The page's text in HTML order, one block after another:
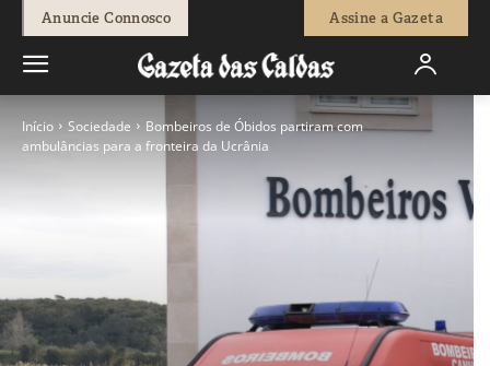
Anuncie Connosco Assine a Gazeta
Início Sociedade
Bombeiros de Óbidos partiram com
ambulâncias para a fronteira da Ucrânia